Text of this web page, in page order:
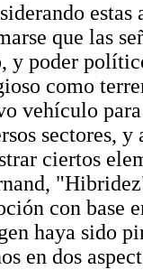
que las
y poder
como
vehículo
sectores,
ciertos
con base
haya sido
en dos